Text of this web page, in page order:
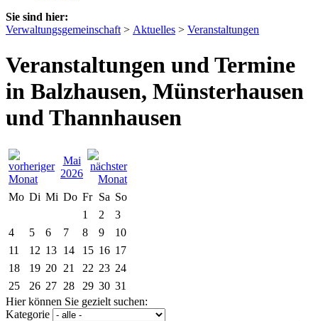
Sie sind hier:
Verwaltungsgemeinschaft > Aktuelles > Veranstaltungen
Veranstaltungen und Termine
in Balzhausen, Münsterhausen
und Thannhausen
Mai
2026
Mo Di Mi Do Fr Sa So
1
2
3
4
5 6 7 8 9
10
11
12 13 14 15 16 17
18
19 20 21 22 23 24
25
26 27 28 29 30 31
Hier können Sie gezielt suchen:
Kategorie